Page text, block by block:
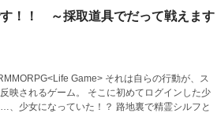
！！ ～採取道具でだって戦えます
Game> それは自らの行動が、ス
ーム。 そこに初めてログインした少
なっていた！？ 路地裏で精霊シルフと